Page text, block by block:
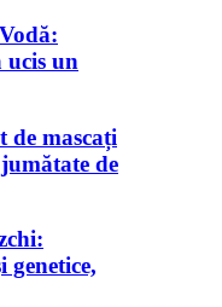
un
mascați
de
genetice,